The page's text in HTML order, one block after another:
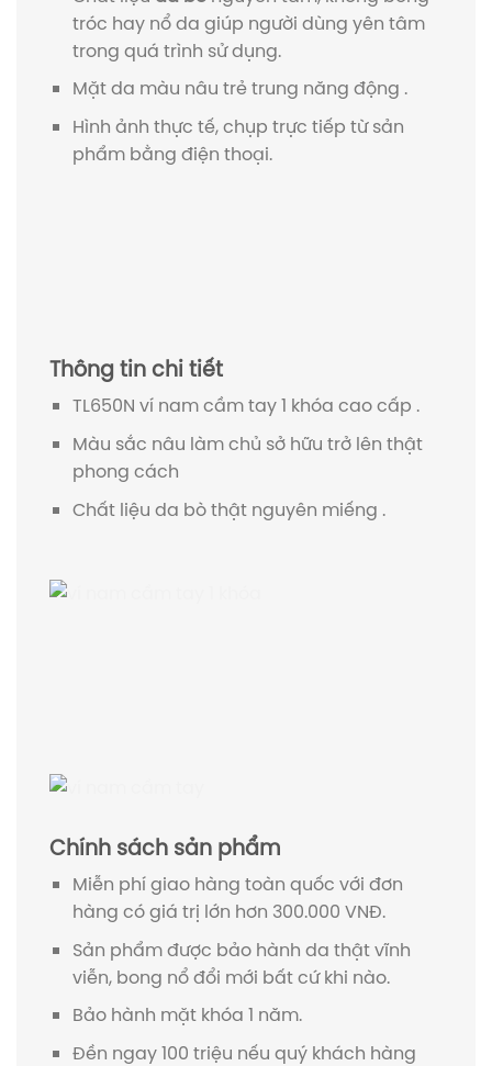
tróc hay nổ da giúp người dùng yên tâm
trong quá trình sử dụng.
Mặt da màu nâu trẻ trung năng động .
Hình ảnh thực tế, chụp trực tiếp từ sản
phẩm bằng điện thoại.
Thông tin chi tiết
TL650N ví nam cầm tay 1 khóa cao cấp .
Màu sắc nâu làm chủ sở hữu trở lên thật
phong cách
Chất liệu da bò thật nguyên miếng .
Chính sách sản phẩm
Miễn phí giao hàng toàn quốc với đơn
hàng có giá trị lớn hơn 300.000 VNĐ.
Sản phẩm được bảo hành da thật vĩnh
viễn, bong nổ đổi mới bất cứ khi nào.
Bảo hành mặt khóa 1 năm.
Đền ngay 100 triệu nếu quý khách hàng